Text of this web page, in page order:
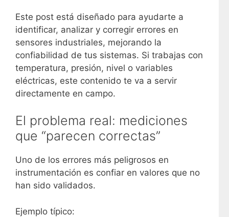
Este post está diseñado para ayudarte a
identificar, analizar y corregir errores en
sensores industriales, mejorando la
confiabilidad de tus sistemas. Si trabajas con
temperatura, presión, nivel o variables
eléctricas, este contenido te va a servir
directamente en campo.
El problema real: mediciones
que “parecen correctas”
Uno de los errores más peligrosos en
instrumentación es confiar en valores que no
han sido validados.
Ejemplo típico: